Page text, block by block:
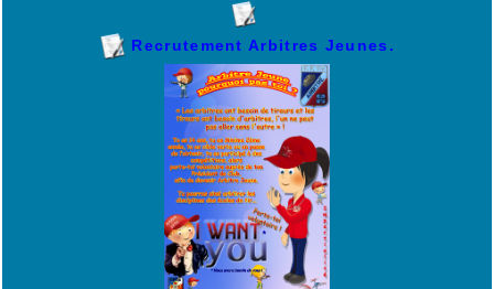
Recrutement Arbitres Jeunes.